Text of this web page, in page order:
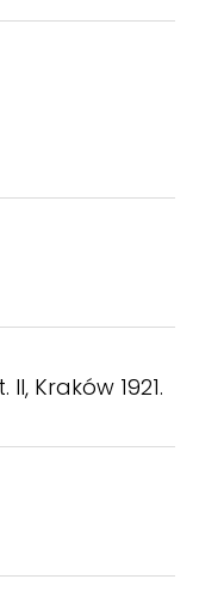
Kraków 1921.